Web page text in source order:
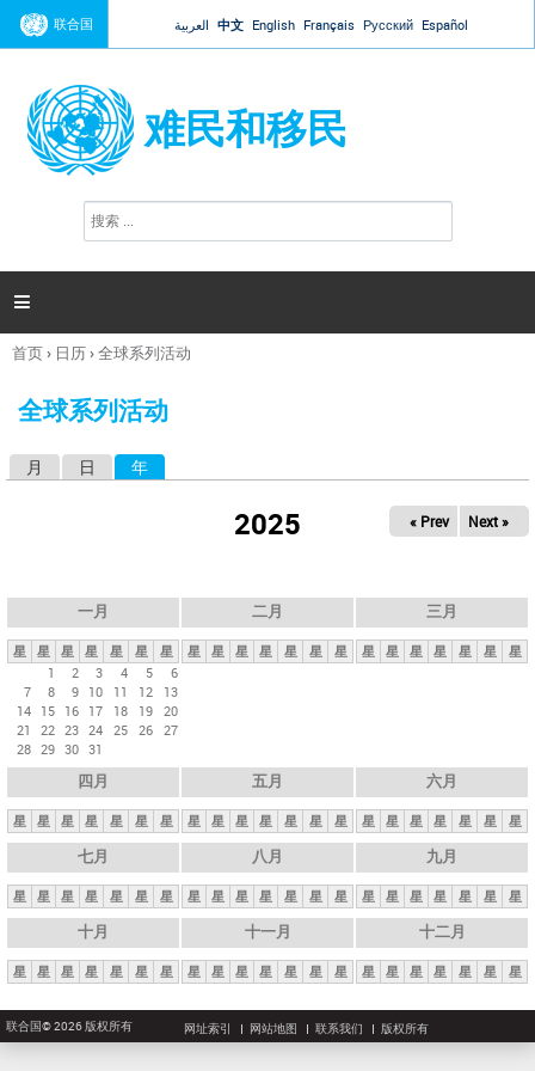
Jump to navigation
联合国 العربية 中文 English Français Русский Español
难民和移民
搜
索

你
这
首页› 日历›全球系列活动
全球系列活动
月 日 年
2025 « Prev Next »
一月
星 星 星 星 星 星
星
1
2 3 4 5
6
7
8 9 10 11 12
13
14 15 16 17 18 19 20
21
22 23 24 25 26 27
28 29 30 31
二月
星 星 星 星 星 星 星
三月
星 星 星 星 星 星 星
四月
星 星 星 星 星 星 星
五月
星 星 星 星 星 星 星
六月
星 星 星 星 星 星 星
七月
星 星 星 星 星 星 星
八月
星 星 星 星 星 星 星
九月
星 星 星 星 星 星 星
十月
星 星 星 星 星 星 星
十一月
星 星 星 星 星 星 星
十二月
星 星 星 星 星 星 星
联合国© 2026 版权所有 网址索引 网站地图 联系我们 版权所有